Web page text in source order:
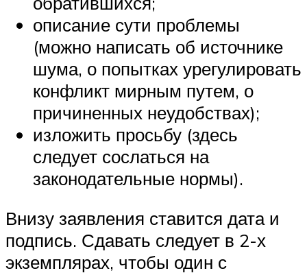
описание сути проблемы
(можно написать об источнике
шума, о попытках урегулировать
конфликт мирным путем, о
причиненных неудобствах);
изложить просьбу (здесь
следует сослаться на
законодательные нормы).
Внизу заявления ставится дата и
подпись. Сдавать следует в 2-х
экземплярах, чтобы один с